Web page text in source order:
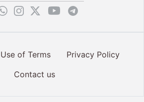
Use of Terms
Privacy Policy
Contact us